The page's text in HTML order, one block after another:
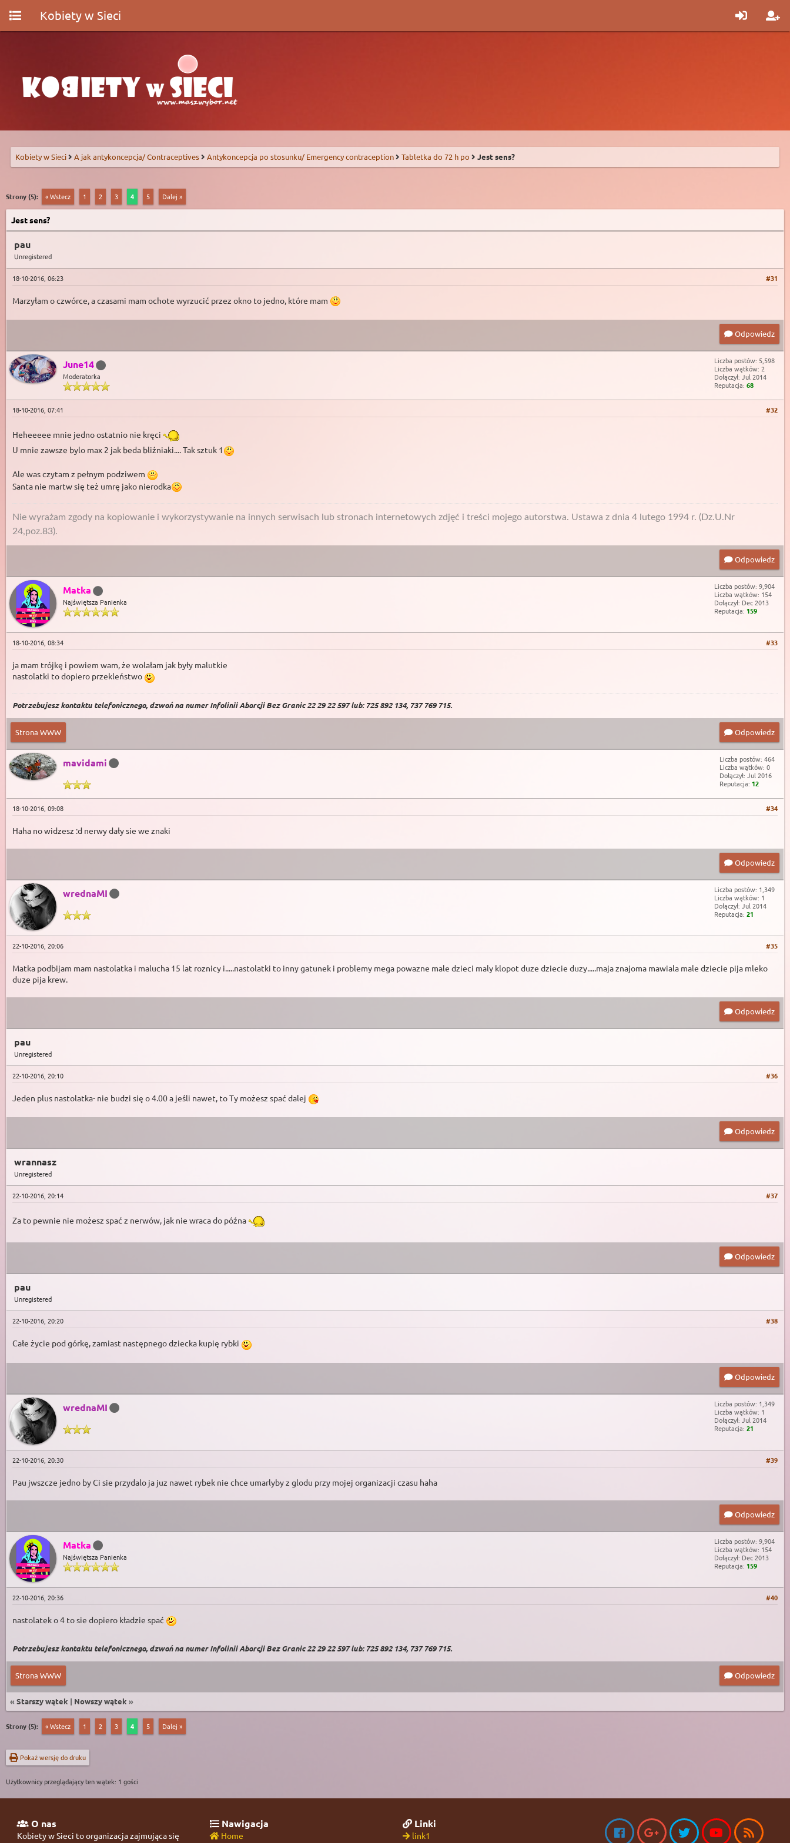
Kobiety w Sieci
Kobiety w Sieci A jak antykoncepcja/ Contraceptives Antykoncepcja po stosunku/ Emergency contraception Tabletka do 72 h po Jest sens?
Strony (5): « Wstecz 1 2 3 4 5 Dalej »
Jest sens?
pau
Unregistered
#31
18-10-2016, 06:23
Marzyłam o czwórce, a czasami mam ochote wyrzucić przez okno to jedno, które mam
Odpowiedz
June14
Moderatorka
Liczba postów: 5,598
Liczba wątków: 2
Dołączył: Jul 2014
Reputacja: 68
#32
18-10-2016, 07:41
Heheeeee mnie jedno ostatnio nie kręci
U mnie zawsze bylo max 2 jak beda bliźniaki.... Tak sztuk 1
Ale was czytam z pełnym podziwem
Santa nie martw się też umrę jako nierodka
Nie wyrażam zgody na kopiowanie i wykorzystywanie na innych serwisach lub stronach internetowych zdjęć i treści mojego autorstwa. Ustawa z dnia 4 lutego 1994 r. (Dz.U.Nr
24,poz.83).
Odpowiedz
Matka
Najświętsza Panienka
Liczba postów: 9,904
Liczba wątków: 154
Dołączył: Dec 2013
Reputacja: 159
#33
18-10-2016, 08:34
ja mam trójkę i powiem wam, że wolałam jak były malutkie
nastolatki to dopiero przekleństwo
Potrzebujesz kontaktu telefonicznego, dzwoń na numer Infolinii Aborcji Bez Granic 22 29 22 597 lub: 725 892 134, 737 769 715.
Strona WWW Odpowiedz
mavidami
Liczba postów: 464
Liczba wątków: 0
Dołączył: Jul 2016
Reputacja: 12
#34
18-10-2016, 09:08
Haha no widzesz :d nerwy dały sie we znaki
Odpowiedz
wrednaMI
Liczba postów: 1,349
Liczba wątków: 1
Dołączył: Jul 2014
Reputacja: 21
#35
22-10-2016, 20:06
Matka podbijam mam nastolatka i malucha 15 lat roznicy i.....nastolatki to inny gatunek i problemy mega powazne male dzieci maly klopot duze dziecie duzy.....maja znajoma mawiala male dziecie pija mleko
duze pija krew.
Odpowiedz
pau
Unregistered
#36
22-10-2016, 20:10
Jeden plus nastolatka- nie budzi się o 4.00 a jeśli nawet, to Ty możesz spać dalej
Odpowiedz
wrannasz
Unregistered
#37
22-10-2016, 20:14
Za to pewnie nie możesz spać z nerwów, jak nie wraca do późna
Odpowiedz
pau
Unregistered
#38
22-10-2016, 20:20
Całe życie pod górkę, zamiast następnego dziecka kupię rybki
Odpowiedz
wrednaMI
Liczba postów: 1,349
Liczba wątków: 1
Dołączył: Jul 2014
Reputacja: 21
#39
22-10-2016, 20:30
Pau jwszcze jedno by Ci sie przydalo ja juz nawet rybek nie chce umarlyby z glodu przy mojej organizacji czasu haha
Odpowiedz
Matka
Najświętsza Panienka
Liczba postów: 9,904
Liczba wątków: 154
Dołączył: Dec 2013
Reputacja: 159
#40
22-10-2016, 20:36
nastolatek o 4 to sie dopiero kładzie spać
Potrzebujesz kontaktu telefonicznego, dzwoń na numer Infolinii Aborcji Bez Granic 22 29 22 597 lub: 725 892 134, 737 769 715.
Strona WWW Odpowiedz
« Starszy wątek | Nowszy wątek »
Strony (5): « Wstecz 1 2 3 4 5 Dalej »
Pokaż wersję do druku
Użytkownicy przeglądający ten wątek: 1 gości
O nas
Kobiety w Sieci to organizacja zajmująca się
Nawigacja
Home
Linki
link1